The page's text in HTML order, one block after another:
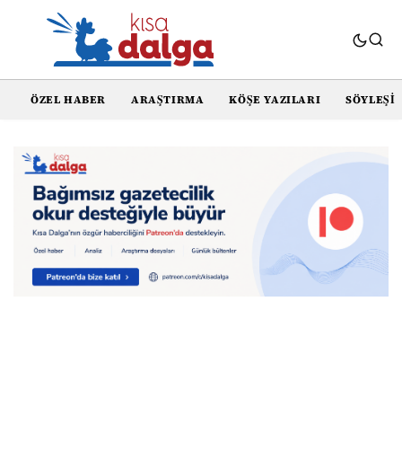
ÖZEL HABER ARAŞTIRMA KÖŞE YAZILARI SÖYLEŞI